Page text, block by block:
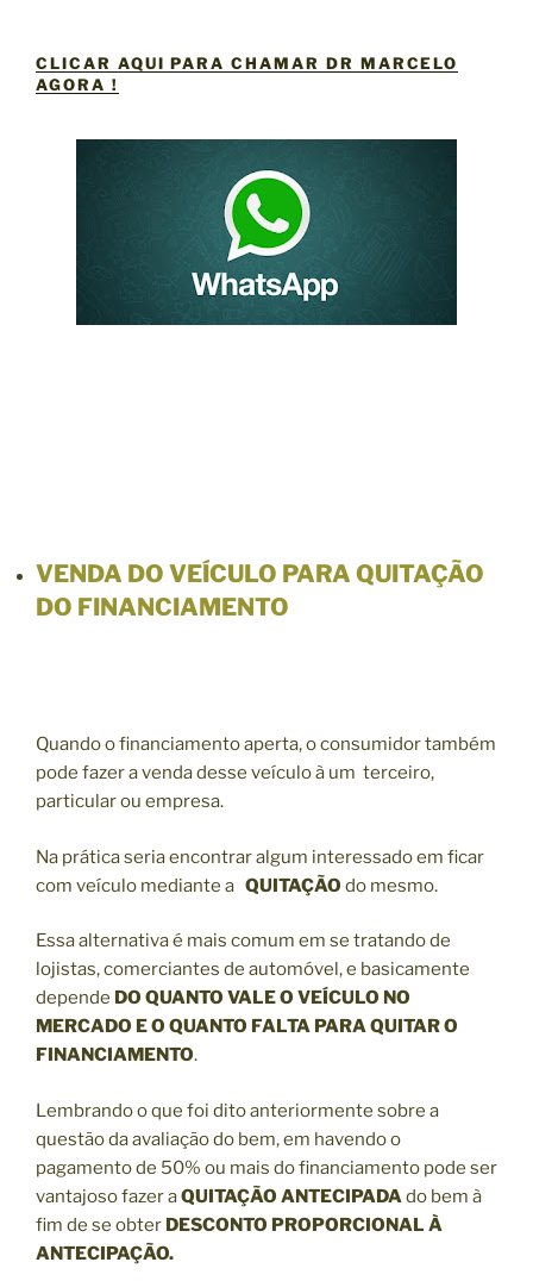
CLICAR AQUI PARA CHAMAR DR MARCELO
AGORA !
VENDA DO VEÍCULO PARA QUITAÇÃO
DO FINANCIAMENTO
Quando o financiamento aperta, o consumidor também
pode fazer a venda desse veículo à um terceiro,
particular ou empresa.
Na prática seria encontrar algum interessado em ficar
com veículo mediante a QUITAÇÃO do mesmo.
Essa alternativa é mais comum em se tratando de
lojistas, comerciantes de automóvel, e basicamente
depende DO QUANTO VALE O VEÍCULO NO
MERCADO E O QUANTO FALTA PARA QUITAR O
FINANCIAMENTO.
Lembrando o que foi dito anteriormente sobre a
questão da avaliação do bem, em havendo o
pagamento de 50% ou mais do financiamento pode ser
vantajoso fazer aQUITAÇÃO ANTECIPADAdo bem à
fim de se obter DESCONTO PROPORCIONAL À
ANTECIPAÇÃO.